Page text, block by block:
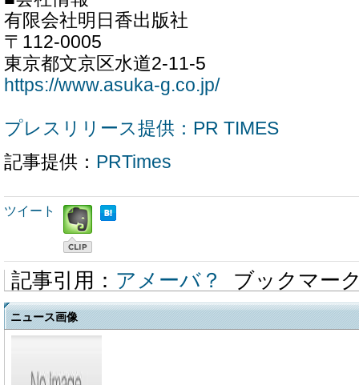
有限会社明日香出版社
〒112-0005
東京都文京区水道2-11-5
https://www.asuka-g.co.jp/
プレスリリース提供：PR TIMES
記事提供： PRTimes
ツイート
記事引用： アメーバ？ ブックマー
ニュース画像